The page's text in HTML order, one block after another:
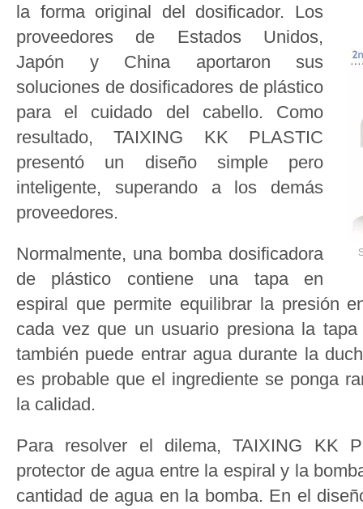
la forma original del dosificador. Los
proveedores de Estados Unidos,
Japón y China aportaron sus
soluciones de dosificadores de plástico
para el cuidado del cabello. Como
resultado, TAIXING KK PLASTIC
presentó un diseño simple pero
inteligente, superando a los demás
proveedores.
Normalmente, una bomba dosificadora
de plástico contiene una tapa en
espiral que permite equilibrar la presión
cada vez que un usuario presiona la
también puede entrar agua durante la
es probable que el ingrediente se ponga
la calidad.
Para resolver el dilema, TAIXING KK
protector de agua entre la espiral y la
cantidad de agua en la bomba. En el